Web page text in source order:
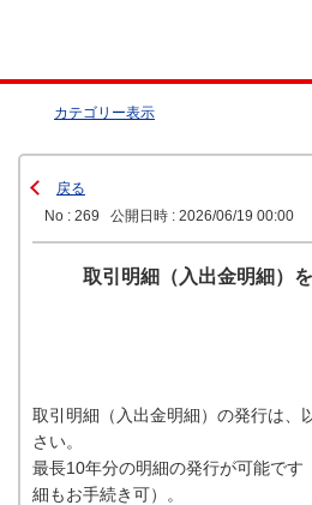
カテゴリー表示
戻る
No : 269
公開日時 : 2026/06/19 00:00
取引明細（入出金明細）
取引明細（入出金明細）の発行は、
さい。
最長10年分の明細の発行が可能です
細もお手続き可）。